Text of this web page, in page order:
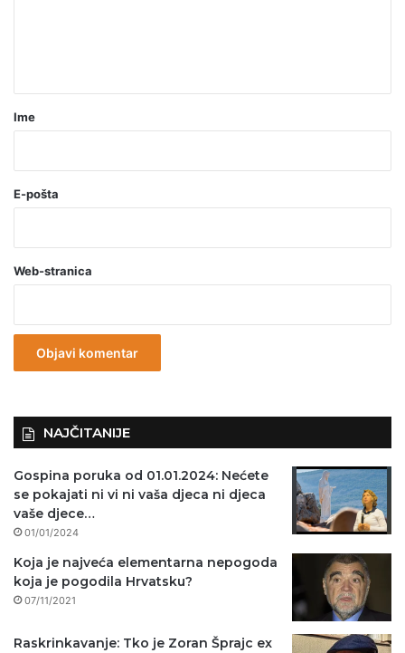
r
o
a
v
z
Ime
E-pošta
Web-stranica
NAJČITANIJE
Gospina poruka od 01.01.2024: Nećete
se pokajati ni vi ni vaša djeca ni djeca
vaše djece…
01/01/2024
Koja je najveća elementarna nepogoda
koja je pogodila Hrvatsku?
07/11/2021
Raskrinkavanje: Tko je Zoran Šprajc ex